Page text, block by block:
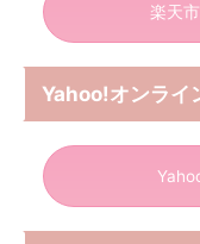
楽天
Yahoo!オンラ